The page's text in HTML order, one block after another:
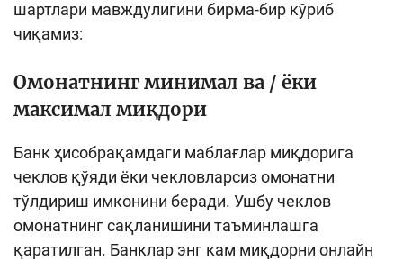
Кенгайтирилган қидирув
шартлари мавждулигини бирма-бир кўриб
чиқамиз:
Омонатнинг минимал ва / ёки
максимал миқдори
Банк ҳисобрақамдаги маблағлар миқдорига
чеклов қўяди ёки чекловларсиз омонатни
тўлдириш имконини беради. Ушбу чеклов
омонатнинг сақланишини таъминлашга
қаратилган. Банклар энг кам миқдорни онлайн